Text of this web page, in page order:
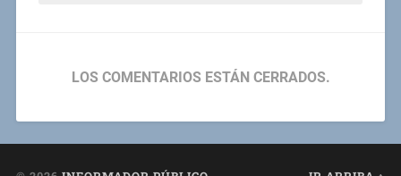
LOS COMENTARIOS ESTÁN CERRADOS.